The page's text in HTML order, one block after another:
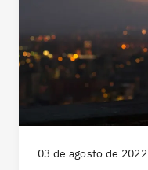
03 de agosto de 2022